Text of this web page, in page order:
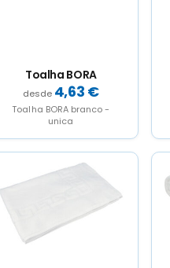
Toalha BORA
4,63 €
Toalha BORA branco -
unica